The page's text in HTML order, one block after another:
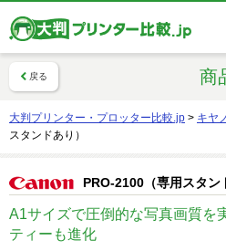
戻る 商
大判プリンター・プロッター比較.jp > キヤ
スタンドあり）
PRO-2100（専用スタン
A1サイズで圧倒的な写真画質を
ティーも進化